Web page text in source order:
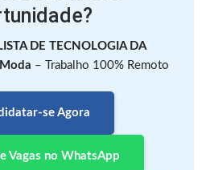
DE TECNOLOGIA DA
– Trabalho 100% Remoto
se Agora
Vagas no WhatsApp